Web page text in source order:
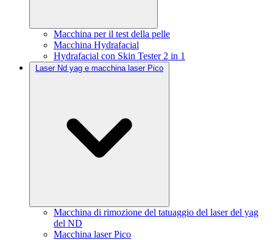
Macchina per il test della pelle
Macchina Hydrafacial
Hydrafacial con Skin Tester 2 in 1
Laser Nd yag e macchina laser Pico
Macchina di rimozione del tatuaggio del laser del yag
del ND
Macchina laser Pico